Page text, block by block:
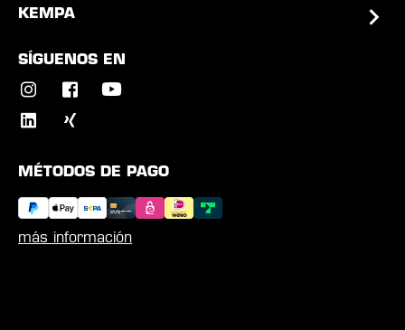
KEMPA
SÍGUENOS EN
MÉTODOS DE PAGO
más información